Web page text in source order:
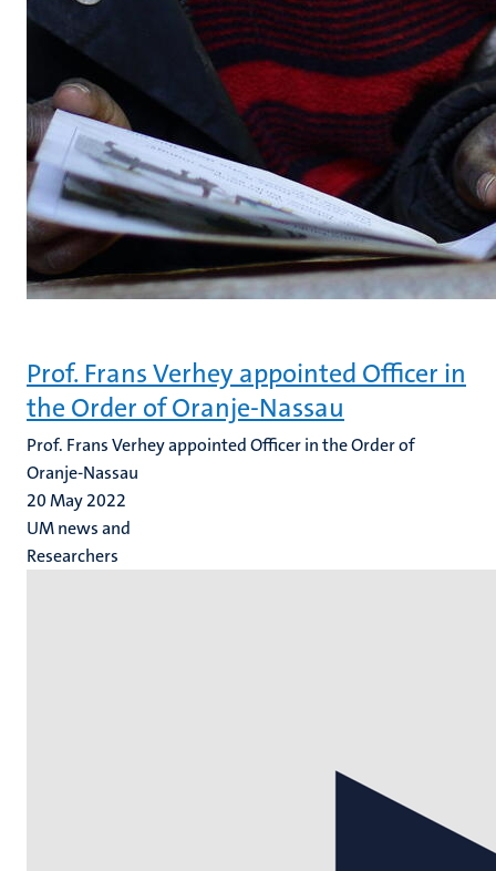
Prof. Frans Verhey appointed Officer in
the Order of Oranje-Nassau
Prof. Frans Verhey appointed Officer in the Order of
Oranje-Nassau
20 May 2022
UM news and
Researchers